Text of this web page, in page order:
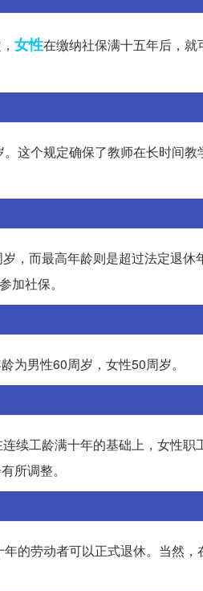
女性在缴纳社保满十五年后，就
这个规定确保了教师在长时间教
，而最高年龄则是超过法定退休
社保。
为男性60周岁，女性50周岁。
续工龄满十年的基础上，女性职
所调整。
的劳动者可以正式退休。当然，